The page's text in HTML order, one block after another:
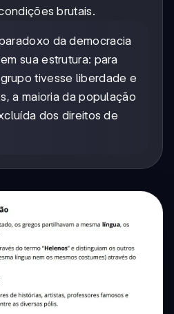
brutais.
da democracia
sua estrutura: para
tivesse liberdade e
a maioria da população
dos direitos de